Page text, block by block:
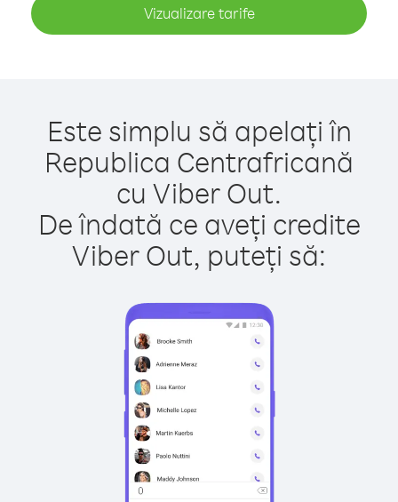
Vizualizare tarife
Este simplu să apelați în
Republica Centrafricană
cu Viber Out.
De îndată ce aveți credite
Viber Out, puteți să: